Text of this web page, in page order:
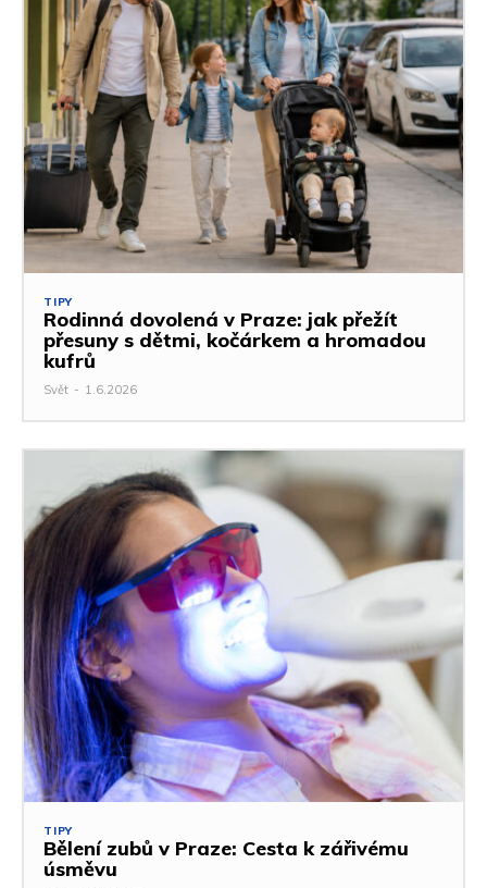
TIPY
Rodinná dovolená v Praze: jak přežít
přesuny s dětmi, kočárkem a hromadou
kufrů
Svět - 1.6.2026
TIPY
Bělení zubů v Praze: Cesta k zářivému
úsměvu